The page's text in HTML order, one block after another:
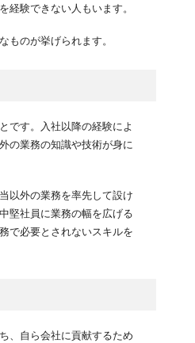
経験できない人もいます。
ものが挙げられます。
です。入社以降の経験によ
の業務の知識や技術が身に
以外の業務を率先して設け
堅社員に業務の幅を広げる
で必要とされないスキルを
、自ら会社に貢献するため